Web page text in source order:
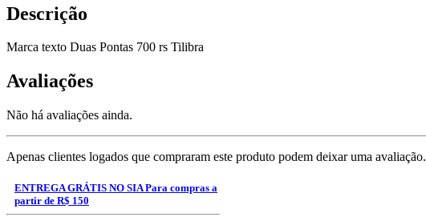
Descrição
Marca texto Duas Pontas 700 rs Tilibra
Avaliações
Não há avaliações ainda.
Apenas clientes logados que compraram este produto podem deixar uma avaliação.
ENTREGA GRÁTIS NO SIA Para compras a
partir de R$ 150